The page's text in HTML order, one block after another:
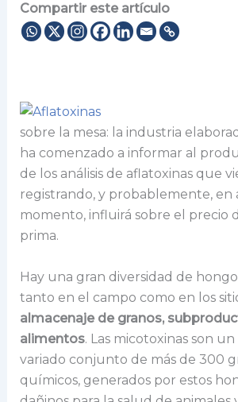
Compartir este artículo
sobre la mesa: la industria
ha comenzado a informar al
de los análisis de aflatoxinas que
registrando, y probablemente, en
momento, influirá sobre el precio
prima.
Hay una gran diversidad de
tanto en el campo como en los
almacenaje de granos,
alimentos. Las micotoxinas son un
variado conjunto de más de 300
químicos, generados por estos